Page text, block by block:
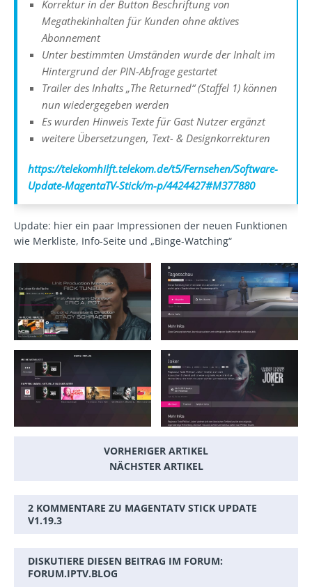
Korrektur in der Button Beschriftung von
Megathekinhalten für Kunden ohne aktives
Abonnement
Unter bestimmten Umständen wurde der Inhalt im
Hintergrund der PIN-Abfrage gestartet
Trailer des Inhalts „The Returned“ (Staffel 1) können
nun wiedergegeben werden
Es wurden Hinweis Texte für Gast Nutzer ergänzt
weitere Übersetzungen, Text- & Designkorrekturen
https://telekomhilft.telekom.de/t5/Fernsehen/Software-
Update-MagentaTV-Stick/m-p/4424427#M377880
Update: hier ein paar Impressionen der neuen Funktionen
wie Merkliste, Info-Seite und „Binge-Watching“
VORHERIGER ARTIKEL
NÄCHSTER ARTIKEL
2 KOMMENTARE ZU MAGENTATV STICK UPDATE
V1.19.3
DISKUTIERE DIESEN BEITRAG IM FORUM:
FORUM.IPTV.BLOG